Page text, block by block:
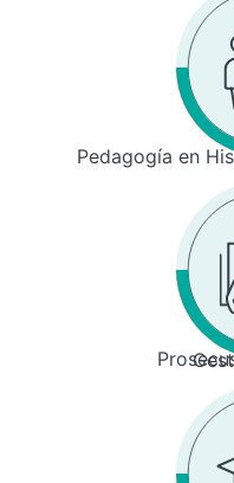
Pedagogía en